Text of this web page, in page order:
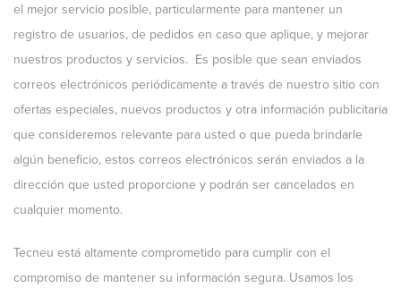
el mejor servicio posible, particularmente para mantener un
registro de usuarios, de pedidos en caso que aplique, y mejorar
nuestros productos y servicios. Es posible que sean enviados
correos electrónicos periódicamente a través de nuestro sitio con
ofertas especiales, nuevos productos y otra información publicitaria
que consideremos relevante para usted o que pueda brindarle
algún beneficio, estos correos electrónicos serán enviados a la
dirección que usted proporcione y podrán ser cancelados en
cualquier momento.
Tecneu está altamente comprometido para cumplir con el
compromiso de mantener su información segura. Usamos los